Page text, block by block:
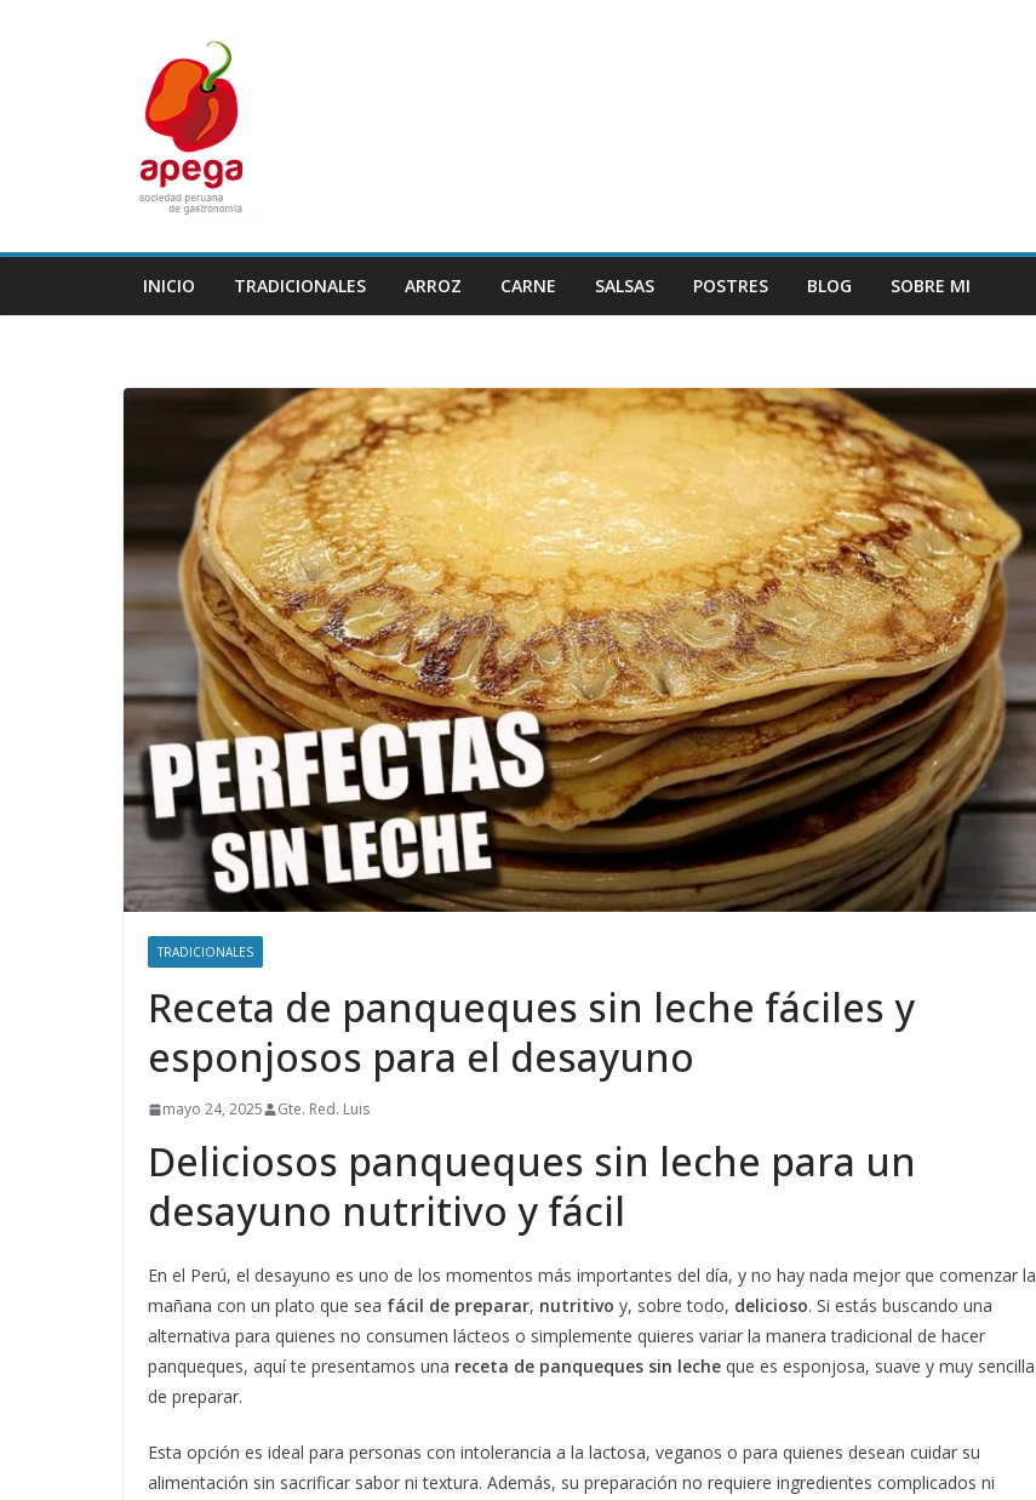
INICIO TRADICIONALES ARROZ CARNE SALSAS POSTRES BLOG SOBRE MI
TRADICIONALES
Receta de panqueques sin leche fáciles y
esponjosos para el desayuno
mayo 24, 2025 Gte. Red. Luis
Deliciosos panqueques sin leche para un
desayuno nutritivo y fácil
En el Perú, el desayuno es uno de los momentos más importantes del día, y no hay nada mejor que comenzar la
mañana con un plato que sea fácil de preparar, nutritivo y, sobre todo, delicioso. Si estás buscando una
alternativa para quienes no consumen lácteos o simplemente quieres variar la manera tradicional de hacer
panqueques, aquí te presentamos una receta de panqueques sin leche que es esponjosa, suave y muy sencilla
de preparar.
Esta opción es ideal para personas con intolerancia a la lactosa, veganos o para quienes desean cuidar su
alimentación sin sacrificar sabor ni textura. Además, su preparación no requiere ingredientes complicados ni